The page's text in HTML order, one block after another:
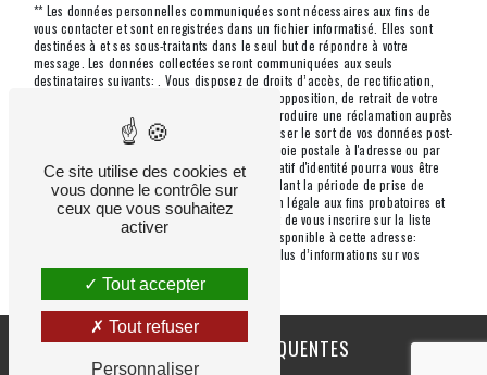
** Les données personnelles communiquées sont nécessaires aux fins de
vous contacter et sont enregistrées dans un fichier informatisé. Elles sont
destinées à et ses sous-traitants dans le seul but de répondre à votre
message. Les données collectées seront communiquées aux seuls
destinataires suivants: . Vous disposez de droits d’accès, de rectification,
d’effacement, de portabilité, de limitation, d’opposition, de retrait de votre
consentement à tout moment et du droit d’introduire une réclamation auprès
d’une autorité de contrôle, ainsi que d’organiser le sort de vos données post-
mortem. Vous pouvez exercer ces droits par voie postale à l'adresse ou par
courrier électronique à l'adresse . Un justificatif d'identité pourra vous être
demandé. Nous conservons vos données pendant la période de prise de
contact puis pendant la durée de prescription légale aux fins probatoires et
de gestion des contentieux. Vous avez le droit de vous inscrire sur la liste
d'opposition au démarchage téléphonique, disponible à cette adresse:
. Consultez le site cnil.fr pour plus d’informations sur vos
droits.
RECHERCHES FRÉQUENTES
Ce site utilise des cookies et
vous donne le contrôle sur
ceux que vous souhaitez
activer
Tout accepter
Tout refuser
Personnaliser